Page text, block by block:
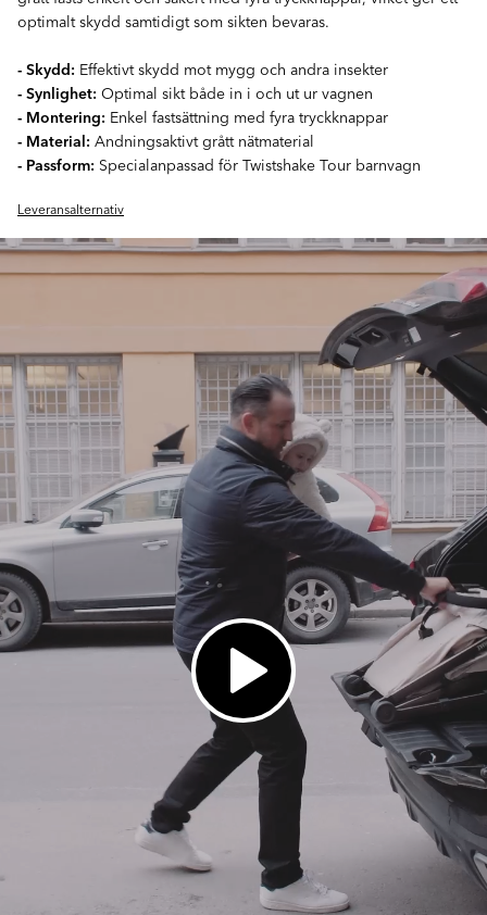
optimalt skydd samtidigt som sikten bevaras.
- Skydd: Effektivt skydd mot mygg och andra insekter
- Synlighet: Optimal sikt både in i och ut ur vagnen
- Montering: Enkel fastsättning med fyra tryckknappar
- Material: Andningsaktivt grått nätmaterial
- Passform: Specialanpassad för Twistshake Tour barnvagn
Leveransalternativ